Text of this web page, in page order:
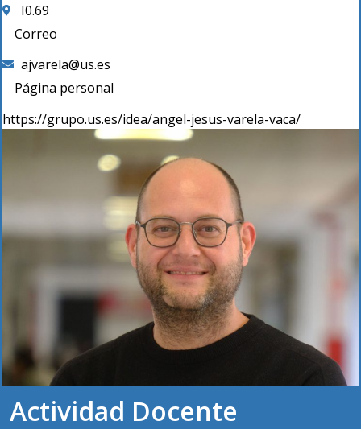
I0.69
Correo
ajvarela@us.es
Página personal
https://grupo.us.es/idea/angel-jesus-varela-vaca/
Actividad Docente